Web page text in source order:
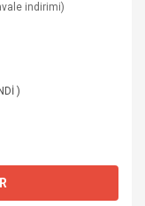
indirimi)
)